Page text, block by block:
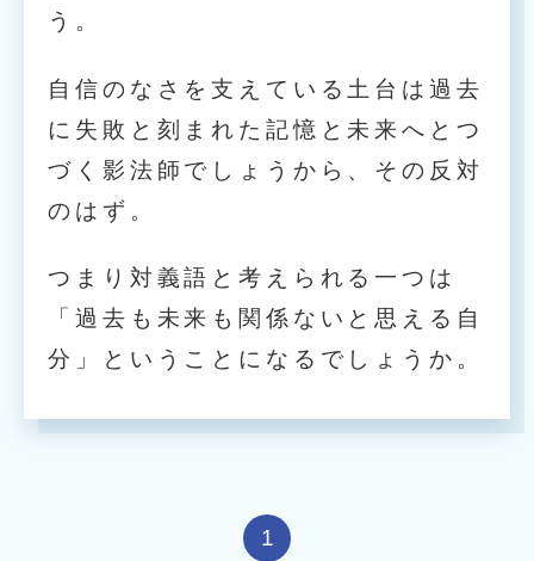
う。
自信のなさを支えている土台は過去
に失敗と刻まれた記憶と未来へとつ
づく影法師でしょうから、その反対
のはず。
つまり対義語と考えられる一つは
「過去も未来も関係ないと思える自
分」ということになるでしょうか。
1